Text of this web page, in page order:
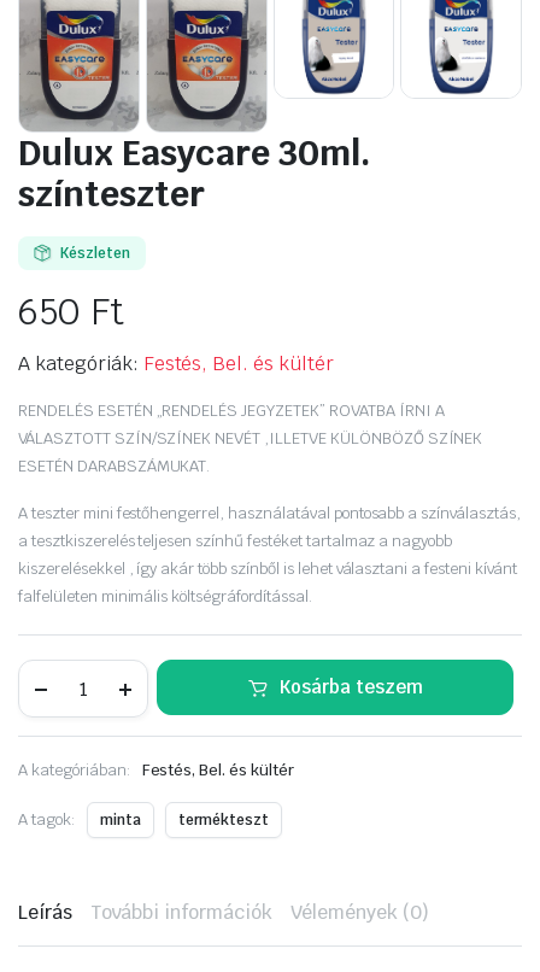
Dulux Easycare 30ml.
színteszter
Készleten
650 Ft
A kategóriák: Festés, Bel. és kültér
RENDELÉS ESETÉN „RENDELÉS JEGYZETEK” ROVATBA ÍRNI A
VÁLASZTOTT SZÍN/SZÍNEK NEVÉT ,ILLETVE KÜLÖNBÖZŐ SZÍNEK
ESETÉN DARABSZÁMUKAT.
A teszter mini festőhengerrel, használatával pontosabb a színválasztás,
a tesztkiszerelés teljesen színhű festéket tartalmaz a nagyobb
kiszerelésekkel , így akár több színből is lehet választani a festeni kívánt
falfelületen minimális költségráfordítással.
Easycare
színteszter
Kosárba teszem
A kategóriában: Festés, Bel. és kültér
A tagok: minta termékteszt
Leírás További információk Vélemények (0)